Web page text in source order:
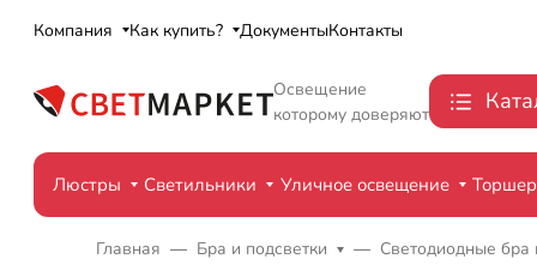
Компания Как купить? ДокументыКонтакты
Освещение
которому доверяют
Люстры Светильники Уличное освещение
Главная Бра и подсветки Светодиодные бра